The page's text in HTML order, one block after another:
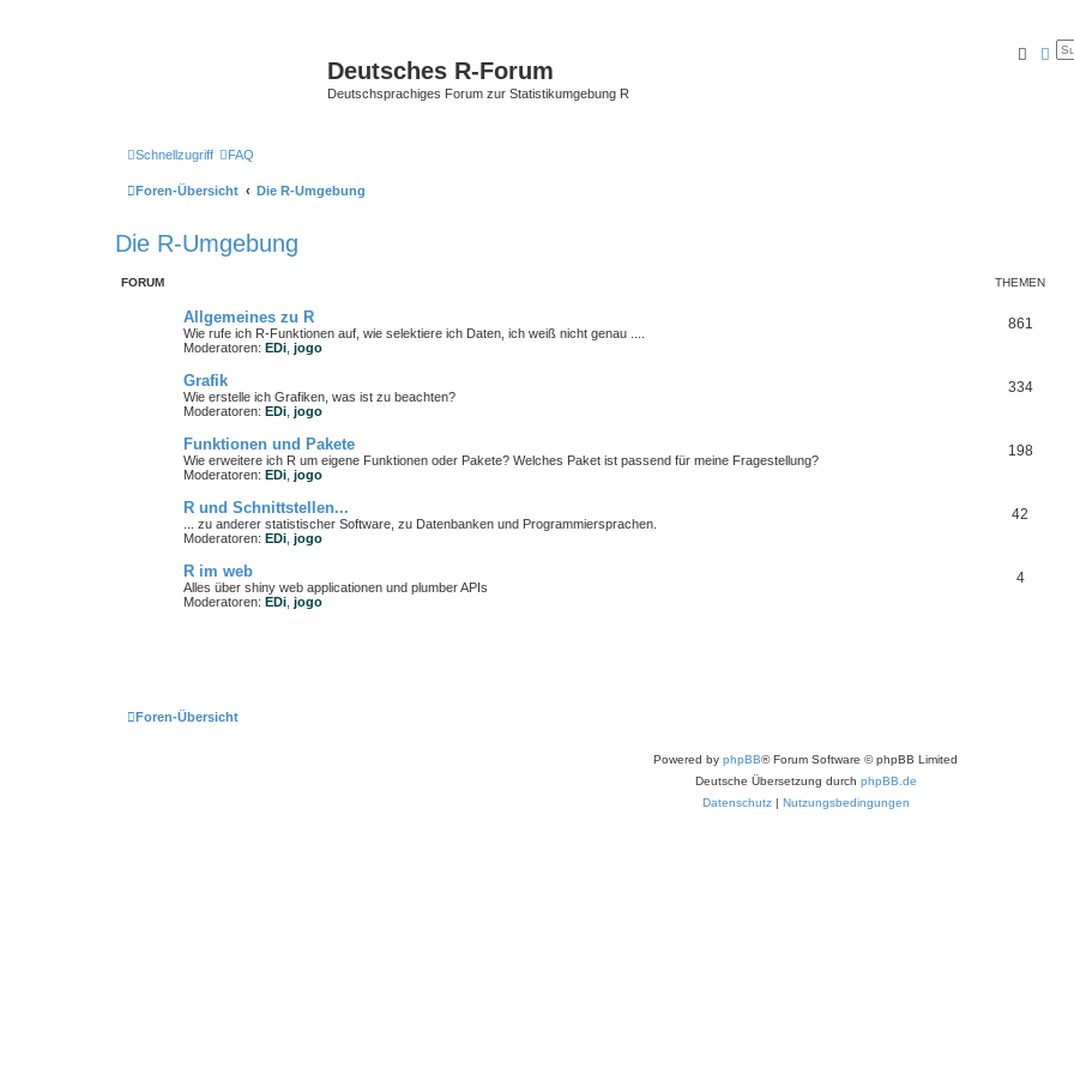
Deutsches R-Forum
Deutschsprachiges Forum zur Statistikumgebung R
Suche
Schnellzugriff FAQ
Foren-Übersicht Die R-Umgebung
Die R-Umgebung
FORUM THEMEN
Allgemeines zu R
Wie rufe ich R-Funktionen auf, wie selektiere ich Daten, ich weiß nicht genau ....
Moderatoren: EDi jogo
861
Grafik
Wie erstelle ich Grafiken, was ist zu beachten?
Moderatoren: EDi jogo
334
Funktionen und Pakete
Wie erweitere ich R um eigene Funktionen oder Pakete? Welches Paket ist passend für meine Fragestellung?
Moderatoren: EDi jogo
198
R und Schnittstellen...
... zu anderer statistischer Software, zu Datenbanken und Programmiersprachen.
Moderatoren: EDi jogo
42
R im web
Alles über shiny web applicationen und plumber APIs
Moderatoren: EDi jogo
4
Foren-Übersicht
Powered by phpBB® Forum Software © phpBB Limited
Deutsche Übersetzung durch phpBB.de
Datenschutz| Nutzungsbedingungen